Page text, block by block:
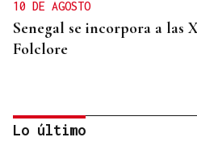
10 DE AGOSTO
Senegal se incorpora a las
Folclore
Lo último